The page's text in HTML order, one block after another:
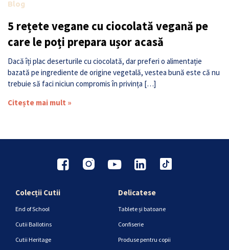
Blog
5 rețete vegane cu ciocolată vegană pe
care le poți prepara ușor acasă
Dacă îți plac deserturile cu ciocolată, dar preferi o alimentație
bazată pe ingrediente de origine vegetală, vestea bună este că nu
trebuie să faci niciun compromis în privința […]
Citește mai mult »
Colecții Cutii
End of School
Cutii Ballotins
Cutii Heritage
Delicatese
Tablete și batoane
Confiserie
Produse pentru copii